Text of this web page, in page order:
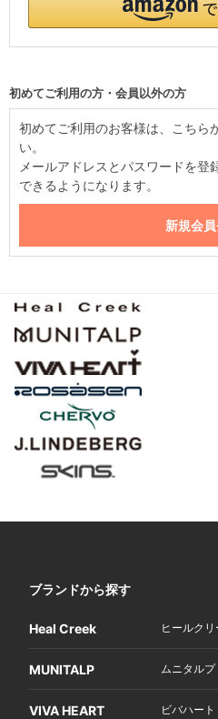
初めてご利用の方・会員以外の方
初めてご利用のお客様は、こちら
い。
メールアドレスとパスワードを
できるようになります。
ブランドから探す
Heal Creek ヒールクリ
MUNITALP ムニタルプ
VIVA HEART ビバハート